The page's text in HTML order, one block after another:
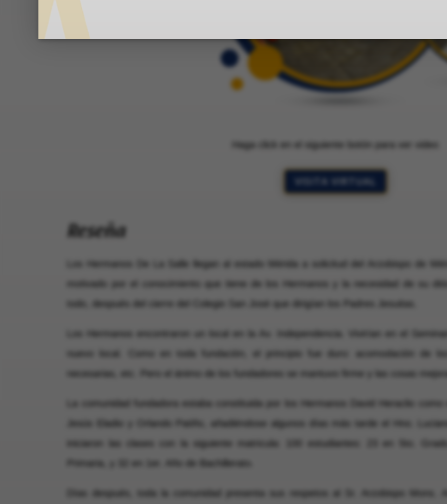
Haga click en el siguiente botón para ver video
VISITA VIRTUAL
Reseña
Los Hermanos De La Salle llegan al estado Mérida a solicitud del Arzobispo de
motivado por el conocimiento que tiene de los Hermanos y la necesidad de su
todo, después del cierre del Colegio San José que dirigían los Padres Jesuitas.
Los Hermanos encontraron un local en la Av. Independencia. Vivirían en el
nuevo local. Como en toda fundación, el principio fue duro: acomodación de
necesarias, etc. Pero el ánimo de los fundadores se mantuvo firme y las cosas
La comunidad fundadora estaba constituida por los Hermanos David Heraclio
Jesús Eladio y Orlando Patiño, añadiéndose algunos días más tarde el Hno.
iniciaron las clases con la siguiente matricula: 100 estudiantes: 23 en 5to.
Primaria, y 32 en 1er. Año de Bachillerato.
Días después, toda la comunidad presenta sus respetos al Sr. Arzobispo Mons.